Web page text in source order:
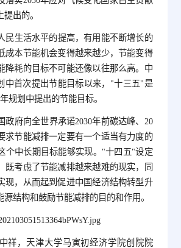
出的。
民生活水平的提高，有用能不断增长的
成本节能机会变得越来越少，节能变得
降耗的目标不可能还像以往那么高。中
中首次提出节能目标以来，"十三五"是
规划中提出的节能目标。
政府向全世界承诺2030年前碳达峰、20
求节能减排一定要有一个适当有力度的
个中长期目标能够实现。"十四五"设定
既考虑了节能减排越来越难的现实，同
现，从而起到促进中国经济结构转型升
结构和鼓励节能减排的目的和作用。
中祥，天津大学马寅初经济学院创院院